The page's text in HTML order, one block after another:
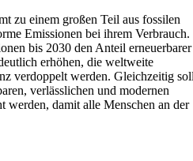
zu einem großen Teil aus fossilen
Emissionen bei ihrem Verbrauch.
bis 2030 den Anteil erneuerbarer
erhöhen, die weltweite
verdoppelt werden. Gleichzeitig
verlässlichen und modernen
werden, damit alle Menschen an der